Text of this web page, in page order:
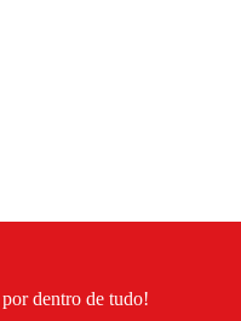
dentro de tudo!